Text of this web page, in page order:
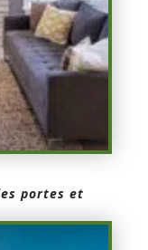
portes et